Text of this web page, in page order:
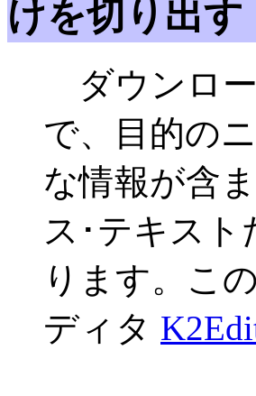
けを切り出す
ダウンロ
で、目的の
な情報が含
ス･テキス
ります。こ
ディタ